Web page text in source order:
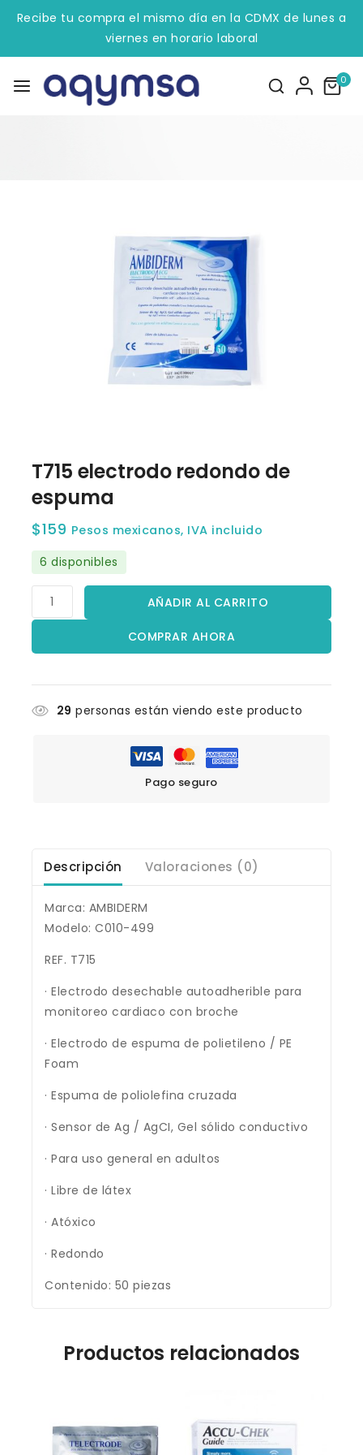
Recibe tu compra el mismo día en la CDMX de lunes a
viernes en horario laboral
0
T715 electrodo redondo de
espuma
$159 Pesos mexicanos, IVA incluido
6 disponibles
AÑADIR AL CARRITO
COMPRAR AHORA
29 personas están viendo este producto
Pago seguro
Descripción Valoraciones (0)
Marca: AMBIDERM
Modelo: C010-499
REF. T715
· Electrodo desechable autoadherible para
monitoreo cardiaco con broche
· Electrodo de espuma de polietileno / PE
Foam
· Espuma de poliolefina cruzada
· Sensor de Ag / AgCI, Gel sólido conductivo
· Para uso general en adultos
· Libre de látex
· Atóxico
· Redondo
Contenido: 50 piezas
Productos relacionados